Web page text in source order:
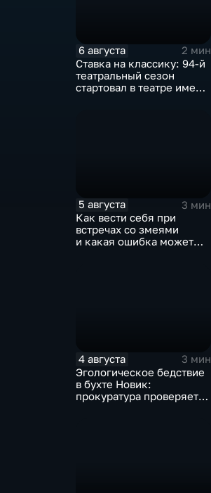
6 августа
2 мин
Ставка на классику: 94-й
театральный сезон
стартовал в театре имени
5 августа
3 мин
Как вести себя при
встречах со змеями
и какая ошибка может
4 августа
3 мин
Эгологическое бедствие
в бухте Новик:
прокуратура проверяет